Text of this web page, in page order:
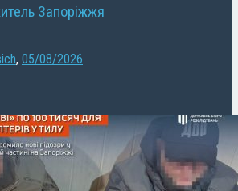
Запоріжжя
, 05/08/2026